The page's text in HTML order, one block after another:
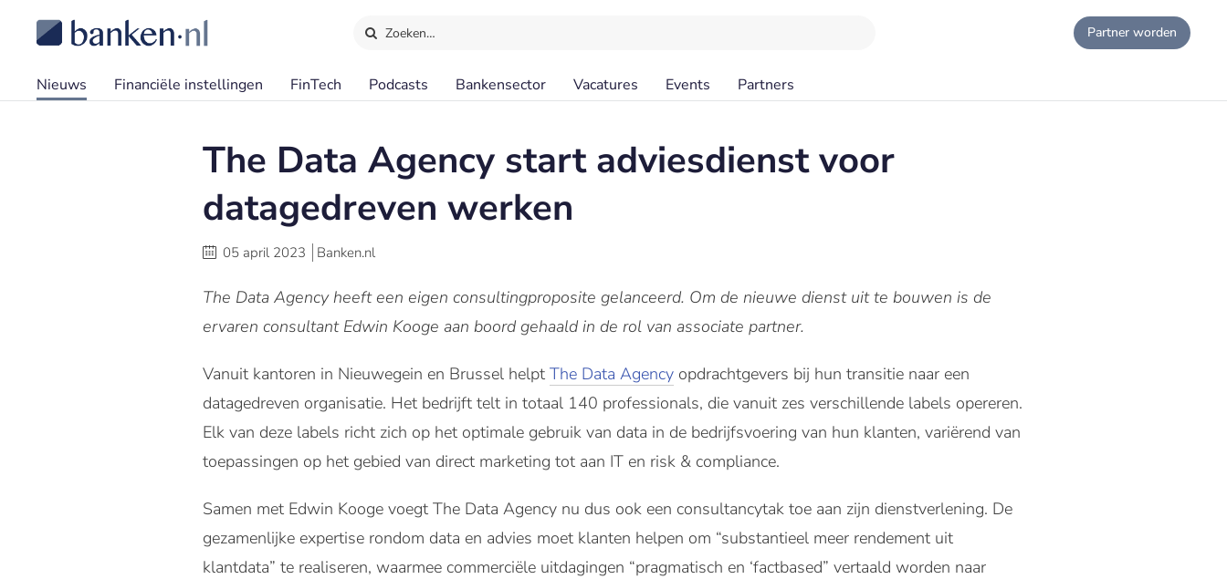
Zoeken… Partner worden
Nieuws Financiële instellingen FinTech Podcasts Bankensector Vacatures Events Partners
The Data Agency start adviesdienst voor
datagedreven werken
05 april 2023 Banken.nl
The Data Agency heeft een eigen consultingproposite gelanceerd. Om de nieuwe dienst uit te bouwen is de
ervaren consultant Edwin Kooge aan boord gehaald in de rol van associate partner.
Vanuit kantoren in Nieuwegein en Brussel helpt The Data Agency opdrachtgevers bij hun transitie naar een
datagedreven organisatie. Het bedrijft telt in totaal 140 professionals, die vanuit zes verschillende labels opereren.
Elk van deze labels richt zich op het optimale gebruik van data in de bedrijfsvoering van hun klanten, variërend van
toepassingen op het gebied van direct marketing tot aan IT en risk & compliance.
Samen met Edwin Kooge voegt The Data Agency nu dus ook een consultancytak toe aan zijn dienstverlening. De
gezamenlijke expertise rondom data en advies moet klanten helpen om “substantieel meer rendement uit
klantdata” te realiseren, waarmee commerciële uitdagingen “pragmatisch en ‘factbased” vertaald worden naar